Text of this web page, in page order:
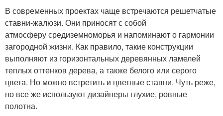
В современных проектах чаще встречаются решетчатые
ставни-жалюзи. Они приносят с собой
атмосферу средиземноморья и напоминают о гармонии
загородной жизни. Как правило, такие конструкции
выполняют из горизонтальных деревянных ламелей
теплых оттенков дерева, а также белого или серого
цвета. Но можно встретить и цветные ставни. Чуть реже,
но все же используют дизайнеры глухие, ровные
полотна.